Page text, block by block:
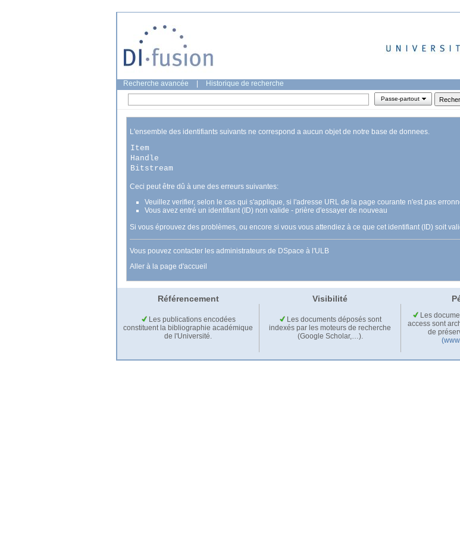
Recherche avancée Historique de recherche
Passe-partout
L'ensemble des identifiants suivants ne correspond a aucun objet de notre base de donnees.
Item
Handle
Bitstream
Ceci peut être dû à une des erreurs suivantes:
Veuillez verifier, selon le cas qui s'applique, si l'adresse URL de la page courante n'est pas
Vous avez entré un identifiant (ID) non valide - prière d'essayer de nouveau
Si vous éprouvez des problèmes, ou encore si vous vous attendiez à ce que cet identifiant (ID) soit
Vous pouvez contacter les administrateurs de DSpace à l'ULB
Aller à la page d'accueil
Référencement Visibilité
Les publications encodées
constituent la bibliographie académique
de l'Université.
Les documents déposés sont
indexés par les moteurs de recherche
(Google Scholar,…).
Les
access sont
de